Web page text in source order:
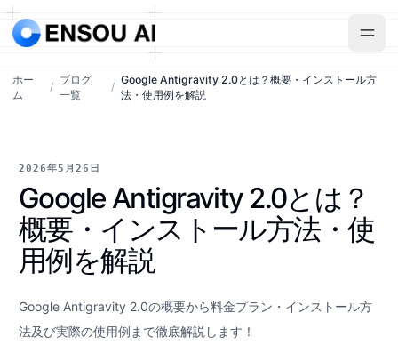
ホー
ム
/
ブログ
一覧
/
Google Antigravity 2.0とは？概要・インストール方
法・使用例を解説
2026年5月26日
Google Antigravity 2.0とは？
概要・インストール方法・使
用例を解説
Google Antigravity 2.0の概要から料金プラン・インストール方
法及び実際の使用例まで徹底解説します！